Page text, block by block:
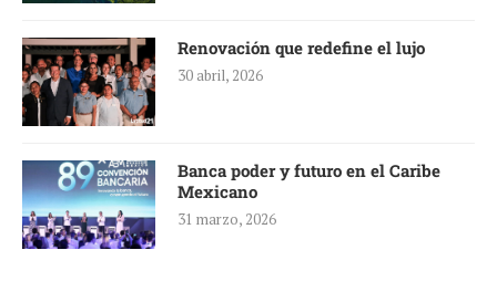
Renovación que redefine el lujo
30 abril, 2026
Banca poder y futuro en el Caribe
Mexicano
31 marzo, 2026